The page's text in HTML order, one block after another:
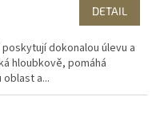
DETAIL
dokonalou úlevu a
hloubkově, pomáhá
a...